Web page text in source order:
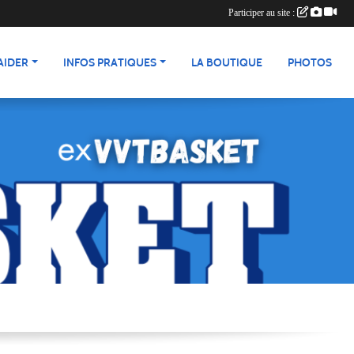
INFOS PRATIQUES LA BOUTIQUE PHOTOS
Participer au site :